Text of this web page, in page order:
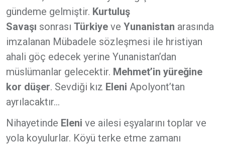
gündeme gelmiştir. Kurtuluş
Savaşı sonrası Türkiye ve Yunanistan arasında
imzalanan Mübadele sözleşmesi ile hristiyan
ahali göç edecek yerine Yunanistan’dan
müslümanlar gelecektir. Mehmet’in yüreğine
kor düşer. Sevdiği kız Eleni Apolyont’tan
ayrılacaktır...
Nihayetinde Eleni ve ailesi eşyalarını toplar ve
yola koyulurlar. Köyü terke etme zamanı